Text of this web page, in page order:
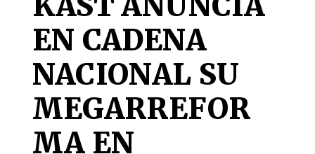
EN CADENA
NACIONAL SU
MEGARREFOR
MA EN